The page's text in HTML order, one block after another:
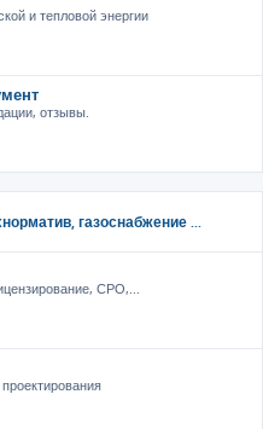
и тепловой энергии
отзывы.
газоснабжение ...
СРО,...